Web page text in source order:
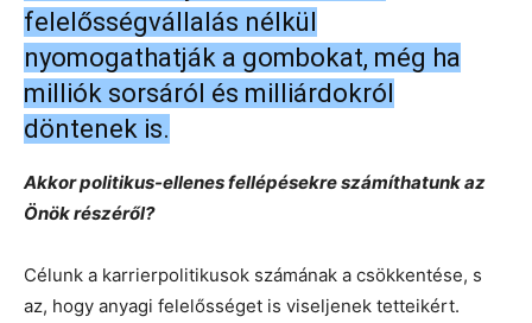
felelősségvállalás nélkül
nyomogathatják a gombokat, még ha
milliók sorsáról és milliárdokról
döntenek is.
Akkor politikus-ellenes fellépésekre számíthatunk az
Önök részéről?
Célunk a karrierpolitikusok számának a csökkentése, s
az, hogy anyagi felelősséget is viseljenek tetteikért.